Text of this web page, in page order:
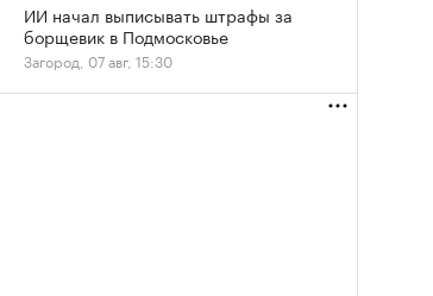
ИИ начал выписывать штрафы за
борщевик в Подмосковье
Загород, 07 авг, 15:30